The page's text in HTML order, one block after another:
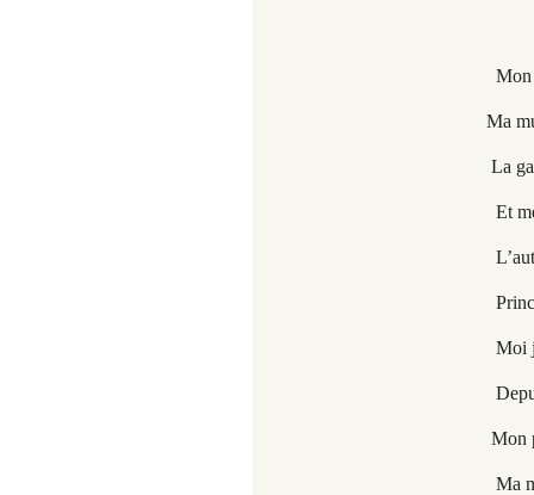
Mon poème est
Ma muse m’l’a
La garce, elle me
Et menace de
L’autre soir en
Prince des nuées,
Moi je fous le
Depuis, je tourne en
Mon poème est
Ma muse m’l’a